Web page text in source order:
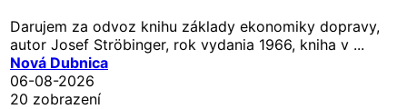
Darujem za odvoz knihu základy ekonomiky dopravy,
autor Josef Ströbinger, rok vydania 1966, kniha v ...
Nová Dubnica
06-08-2026
20 zobrazení